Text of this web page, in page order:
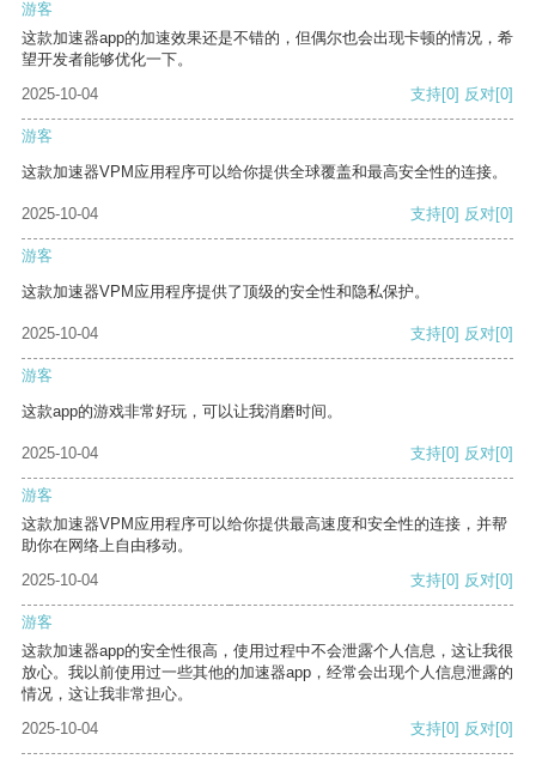
游客
这款加速器app的加速效果还是不错的，但偶尔也会出现卡顿的情况，希
望开发者能够优化一下。
2025-10-04
支持[0] 反对[0]
游客
这款加速器VPM应用程序可以给你提供全球覆盖和最高安全性的连接。
2025-10-04 支持[0] 反对[0]
游客
这款加速器VPM应用程序提供了顶级的安全性和隐私保护。
2025-10-04 支持[0] 反对[0]
游客
这款app的游戏非常好玩，可以让我消磨时间。
2025-10-04 支持[0] 反对[0]
游客
这款加速器VPM应用程序可以给你提供最高速度和安全性的连接，并帮
助你在网络上自由移动。
2025-10-04
支持[0] 反对[0]
游客
这款加速器app的安全性很高，使用过程中不会泄露个人信息，这让我很
放心。我以前使用过一些其他的加速器app，经常会出现个人信息泄露的
情况，这让我非常担心。
2025-10-04
支持[0] 反对[0]